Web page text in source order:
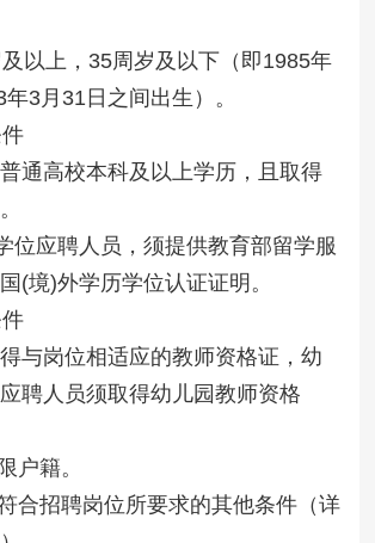
以上，35周岁及以下（即1985年
3月31日之间出生）。
通高校本科及以上学历，且取得
位应聘人员，须提供教育部留学服
(境)外学历学位认证证明。
与岗位相适应的教师资格证，幼
聘人员须取得幼儿园教师资格
户籍。
合招聘岗位所要求的其他条件（详